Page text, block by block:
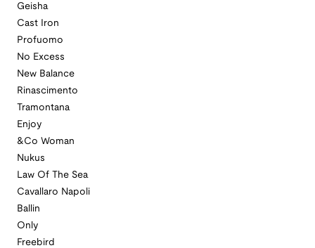
Geisha
Cast Iron
Profuomo
No Excess
New Balance
Rinascimento
Tramontana
Enjoy
&Co Woman
Nukus
Law Of The Sea
Cavallaro Napoli
Ballin
Only
Freebird